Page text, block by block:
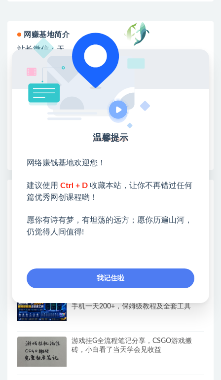
网赚基地简介
站长微信：无
❤本站：本站整合多方资源站，主要面向互联网创业
类&副业类，资源丰富 物超所值。
❤能助您：找项目 + 低成本创业 + 减少信息差 + 见识
各种项目 + 提升网创认知。
❤本站为众多团队提供了重要价值，也为众多创业者
❤如果您也依存于互联网，欢迎加入本站会员，将尽
热门课程展示
让你的才华直接变现，三大核心模块带你构
建Al设计x派单变现的完整闭环
手机一天200+，保姆级教程及全套工具
游戏挂G全流程笔记分享，CSGO游戏搬
砖，小白看了当天学会见收益
温馨提示
网络赚钱基地欢迎您！
建议使用 Ctrl + D 收藏本站，让你不再错过任何
篇优秀网创课程哟！
愿你有诗有梦，有坦荡的远方；愿你历遍山河，
仍觉得人间值得!
我记住啦